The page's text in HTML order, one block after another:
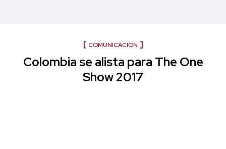
COMUNICACIÓN
Colombia se alista para The One
Show 2017